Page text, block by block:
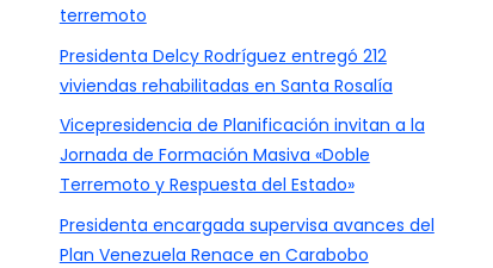
terremoto
Presidenta Delcy Rodríguez entregó 212
viviendas rehabilitadas en Santa Rosalía
Vicepresidencia de Planificación invitan a la
Jornada de Formación Masiva «Doble
Terremoto y Respuesta del Estado»
Presidenta encargada supervisa avances del
Plan Venezuela Renace en Carabobo